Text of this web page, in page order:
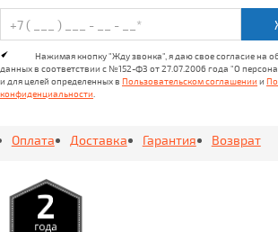
Нажимая кнопку "Жду звонка", я даю свое согласие на
данных в соответствии с №152-ФЗ от 27.07.2006 года "О
и для целей определенных в Пользовательском соглашении и
конфиденциальности
Оплата Доставка Гарантия Возврат